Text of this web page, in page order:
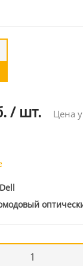
/ шт.
Цена
Dell